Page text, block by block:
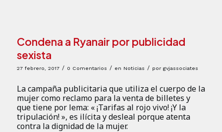
Condena a Ryanair por publicidad
sexista
27 febrero, 2017 / 0 Comentarios / en Noticias / por gvjassociates
La campaña publicitaria que utiliza el cuerpo de la
mujer como reclamo para la venta de billetes y
que tiene por lema: « ¡Tarifas al rojo vivo! ¡Y la
tripulación! », es ilícita y desleal porque atenta
contra la dignidad de la mujer.